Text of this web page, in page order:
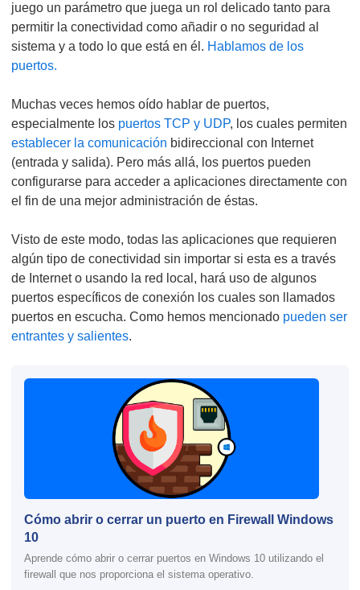
juego un parámetro que juega un rol delicado tanto para
permitir la conectividad como añadir o no seguridad al
sistema y a todo lo que está en él. Hablamos de los
puertos.
Muchas veces hemos oído hablar de puertos,
especialmente los puertos TCP y UDP, los cuales permiten
establecer la comunicación bidireccional con Internet
(entrada y salida). Pero más allá, los puertos pueden
configurarse para acceder a aplicaciones directamente con
el fin de una mejor administración de éstas.
Visto de este modo, todas las aplicaciones que requieren
algún tipo de conectividad sin importar si esta es a través
de Internet o usando la red local, hará uso de algunos
puertos específicos de conexión los cuales son llamados
puertos en escucha. Como hemos mencionado pueden ser
entrantes y salientes.
Cómo abrir o cerrar un puerto en Firewall Windows
10
Aprende cómo abrir o cerrar puertos en Windows 10 utilizando el
firewall que nos proporciona el sistema operativo.